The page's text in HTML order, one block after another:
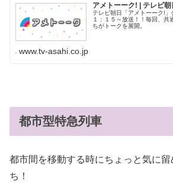
アメトーーク! | テレビ朝
テレビ朝日「アメトーーク!」
１：１５～放送！！毎回、共
ちがトークを展開。
www.tv-asahi.co.jp
都市型特急列車
都市間を移動する時にちょっと気に
ち！